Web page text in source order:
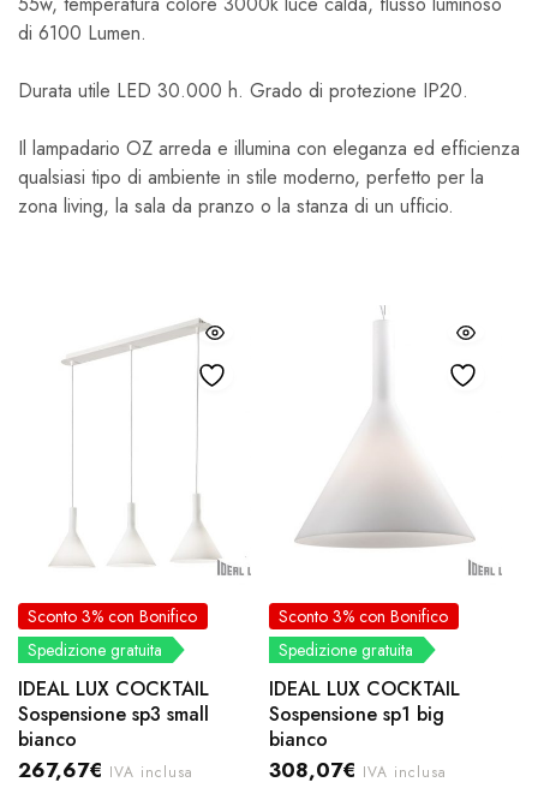
di 6100 Lumen.
Durata utile LED 30.000 h. Grado di protezione IP20.
Il lampadario OZ arreda e illumina con eleganza ed efficienza
qualsiasi tipo di ambiente in stile moderno, perfetto per la
zona living, la sala da pranzo o la stanza di un ufficio.
Sconto 3% con Bonifico
Spedizione gratuita
IDEAL LUX COCKTAIL
Sospensione sp3 small
bianco
267,67€ IVA inclusa
Sconto 3% con Bonifico
Spedizione gratuita
IDEAL LUX COCKTAIL
Sospensione sp1 big
bianco
308,07€ IVA inclusa